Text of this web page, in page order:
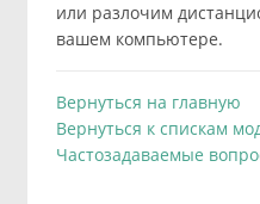
или разлочим
вашем компьютере.
Вернуться на главную
Вернуться к спискам
Частозадаваемые